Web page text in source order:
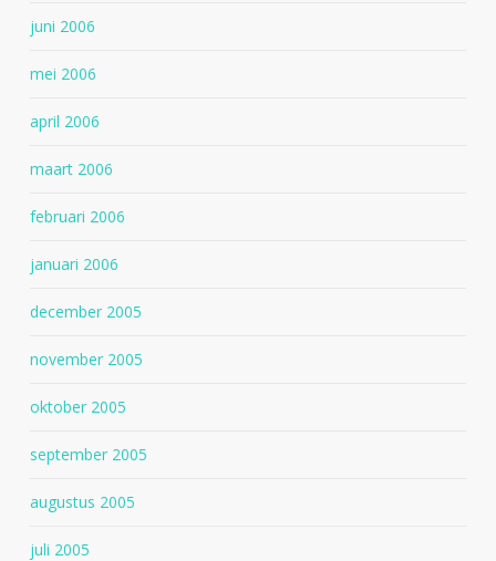
juni 2006
mei 2006
april 2006
maart 2006
februari 2006
januari 2006
december 2005
november 2005
oktober 2005
september 2005
augustus 2005
juli 2005